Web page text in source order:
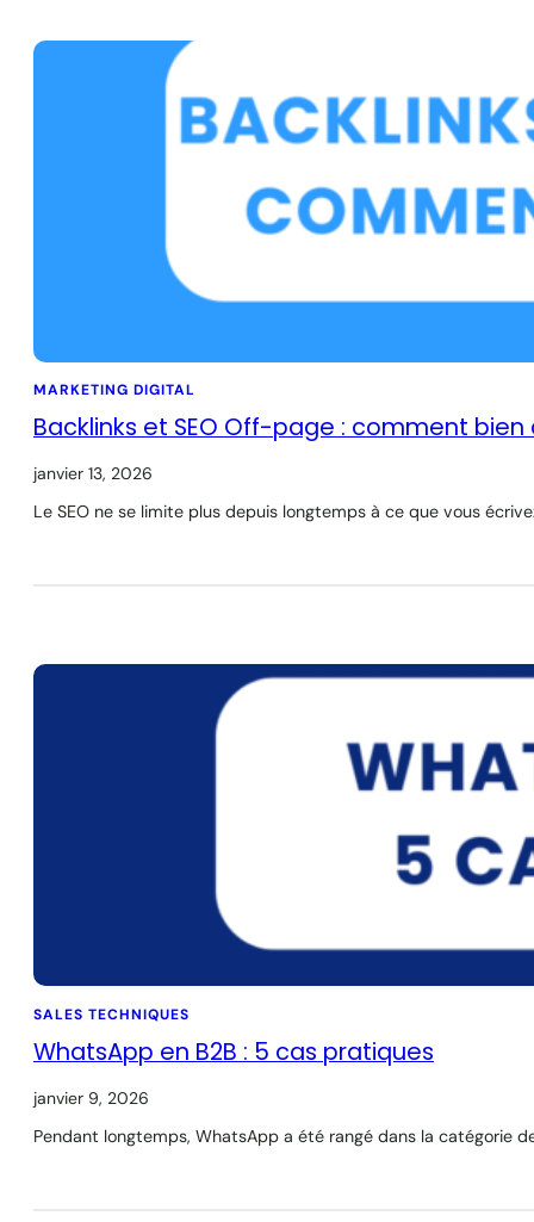
MARKETING DIGITAL
Backlinks et SEO Off-page : comment
janvier 13, 2026
Le SEO ne se limite plus depuis longtemps à ce que vous
SALES TECHNIQUES
WhatsApp en B2B : 5 cas pratiques
janvier 9, 2026
Pendant longtemps, WhatsApp a été rangé dans la catégorie